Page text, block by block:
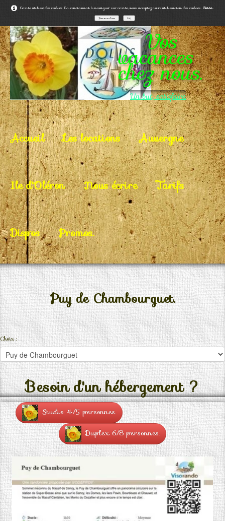
Ce site utilise des cookies. En continuant à naviguer sur ce site, vous acceptez notre utilisation des cookies. Suite...
Personnaliser OK
Vos
vacances
chez nous.
Un but, satisfaire.
Accueil Les locations Auvergne
Ile d'Oléron Nous écrire Tarifs
Dispos Promos.
Puy de Chambourguet.
Choix :
Besoin d'un hébergement ?
Studio 4/5 personnes.
Duplex 6/8 personnes.